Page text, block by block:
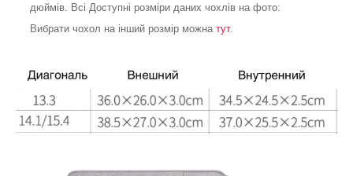
дюймів. Всі Доступні розміри даних чохлів на фото:
Вибрати чохол на інший розмір можна тут.